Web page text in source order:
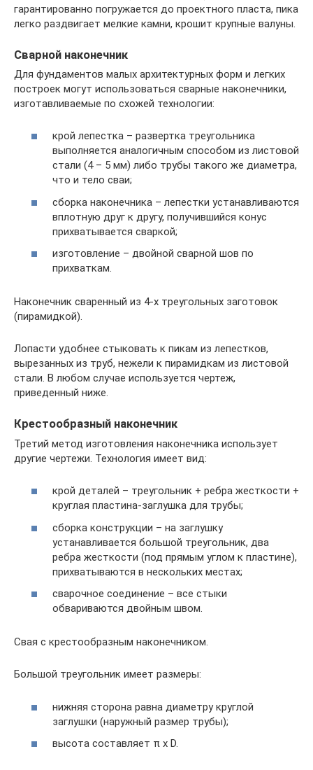
гарантированно погружается до проектного пласта, пика
легко раздвигает мелкие камни, крошит крупные валуны.
Сварной наконечник
Для фундаментов малых архитектурных форм и легких
построек могут использоваться сварные наконечники,
изготавливаемые по схожей технологии:
крой лепестка – развертка треугольника
выполняется аналогичным способом из листовой
стали (4 – 5 мм) либо трубы такого же диаметра,
что и тело сваи;
сборка наконечника – лепестки устанавливаются
вплотную друг к другу, получившийся конус
прихватывается сваркой;
изготовление – двойной сварной шов по
прихваткам.
Наконечник сваренный из 4-х треугольных заготовок
(пирамидкой).
Лопасти удобнее стыковать к пикам из лепестков,
вырезанных из труб, нежели к пирамидкам из листовой
стали. В любом случае используется чертеж,
приведенный ниже.
Крестообразный наконечник
Третий метод изготовления наконечника использует
другие чертежи. Технология имеет вид:
крой деталей – треугольник + ребра жесткости +
круглая пластина-заглушка для трубы;
сборка конструкции – на заглушку
устанавливается большой треугольник, два
ребра жесткости (под прямым углом к пластине),
прихватываются в нескольких местах;
сварочное соединение – все стыки
обвариваются двойным швом.
Свая с крестообразным наконечником.
Большой треугольник имеет размеры:
нижняя сторона равна диаметру круглой
заглушки (наружный размер трубы);
высота составляет π х D.